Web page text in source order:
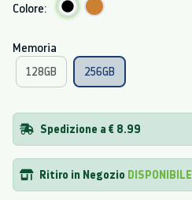
Colore:
Memoria
128GB 256GB
Spedizione a € 8.99
Ritiro in Negozio DISPONIBILE